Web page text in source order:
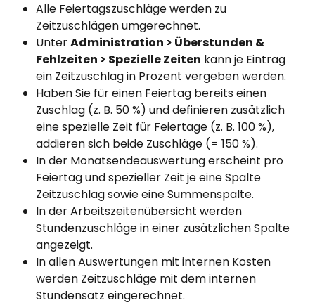
Alle Feiertagszuschläge werden zu
Zeitzuschlägen umgerechnet.
Unter Administration > Überstunden &
Fehlzeiten > Spezielle Zeiten kann je Eintrag
ein Zeitzuschlag in Prozent vergeben werden.
Haben Sie für einen Feiertag bereits einen
Zuschlag (z. B. 50 %) und definieren zusätzlich
eine spezielle Zeit für Feiertage (z. B. 100 %),
addieren sich beide Zuschläge (= 150 %).
In der Monatsendeauswertung erscheint pro
Feiertag und spezieller Zeit je eine Spalte
Zeitzuschlag sowie eine Summenspalte.
In der Arbeitszeitenübersicht werden
Stundenzuschläge in einer zusätzlichen Spalte
angezeigt.
In allen Auswertungen mit internen Kosten
werden Zeitzuschläge mit dem internen
Stundensatz eingerechnet.